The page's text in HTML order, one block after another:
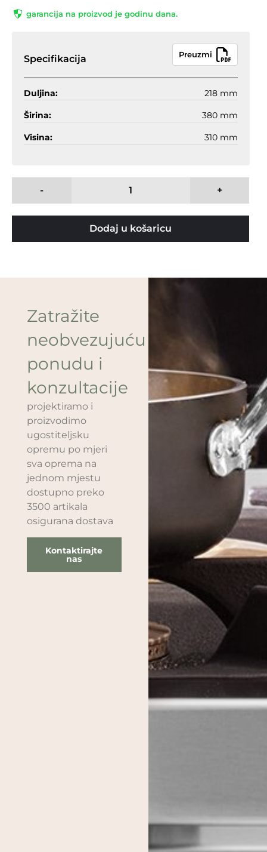
garancija na proizvod je godinu dana.
Specifikacija Preuzmi
Duljina: 218 mm
Širina: 380 mm
Visina: 310 mm
- +
Dodaj u košaricu
Zatražite
neobvezujuću
ponudu i
konzultacije
projektiramo i
proizvodimo
ugostiteljsku
opremu po mjeri
sva oprema na
jednom mjestu
dostupno preko
3500 artikala
osigurana dostava
Kontaktirajte
nas